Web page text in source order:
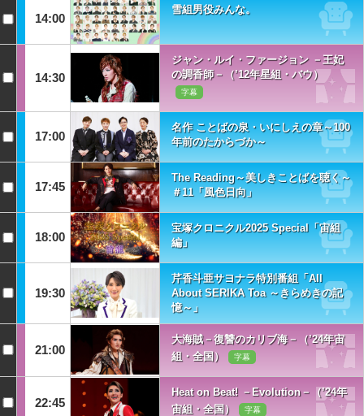
14:00
雪組男役みんな。
14:30
ジャン・ルイ・ファージョン －王妃
の調香師－（’12年星組・バウ）
字幕
17:00
名作 ことばの泉・いにしえの章～100
年前のたからづか～
17:45
The Reading～美しきことばを聴く～
＃11「風色日向」
18:00
宝塚クロニクル2025 Special「宙組
編」
19:30
芹香斗亜サヨナラ特別番組「All
About SERIKA Toa ～きらめきの記
憶～」
21:00
大海賊－復讐のカリブ海－（’24年宙
組・全国）
字幕
22:45
Heat on Beat! －Evolution－（’24年
宙組・全国）
字幕